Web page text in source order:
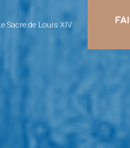
Sacre de Louis XIV